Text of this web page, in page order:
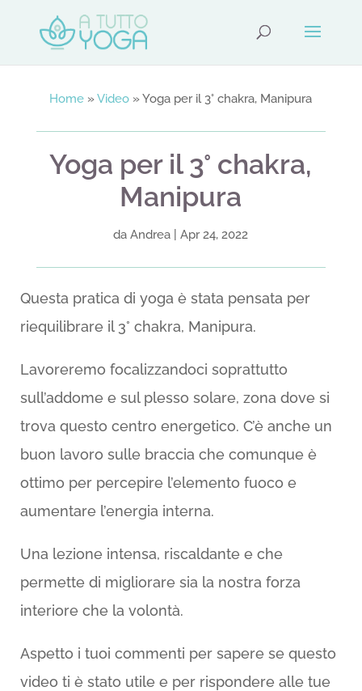
Home »Video »Yoga per il 3° chakra, Manipura
Yoga per il 3° chakra,
Manipura
daAndrea |Apr 24, 2022
Questa pratica di yoga è stata pensata per
riequilibrare il 3° chakra, Manipura.
Lavoreremo focalizzandoci soprattutto
sull’addome e sul plesso solare, zona dove si
trova questo centro energetico. C’è anche un
buon lavoro sulle braccia che comunque è
ottimo per percepire l’elemento fuoco e
aumentare l’energia interna.
Una lezione intensa, riscaldante e che
permette di migliorare sia la nostra forza
interiore che la volontà.
Aspetto i tuoi commenti per sapere se questo
video ti è stato utile e per rispondere alle tue